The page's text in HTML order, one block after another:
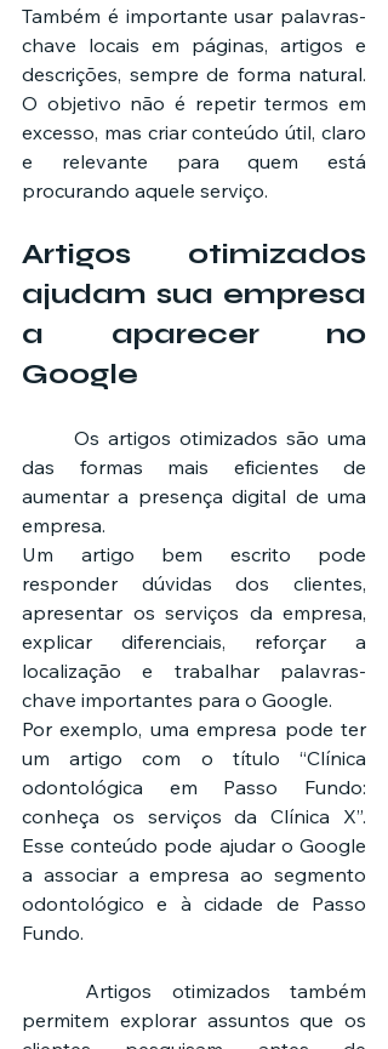
Também é importante usar palavras-
chave locais em páginas, artigos e
descrições, sempre de forma natural.
O objetivo não é repetir termos em
excesso, mas criar conteúdo útil, claro
e relevante para quem está
procurando aquele serviço.
Artigos otimizados
ajudam sua empresa
a aparecer no
Google
das formas mais eficientes de
aumentar a presença digital de uma
empresa.
Um artigo bem escrito pode
responder dúvidas dos clientes,
apresentar os serviços da empresa,
explicar diferenciais, reforçar a
localização e trabalhar palavras-
chave importantes para o Google.
Por exemplo, uma empresa pode ter
um artigo com o título “Clínica
odontológica em Passo Fundo:
conheça os serviços da Clínica X”.
Esse conteúdo pode ajudar o Google
a associar a empresa ao segmento
odontológico e à cidade de Passo
Fundo.
permitem explorar assuntos que os